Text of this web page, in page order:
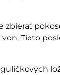
zbierať
Tieto